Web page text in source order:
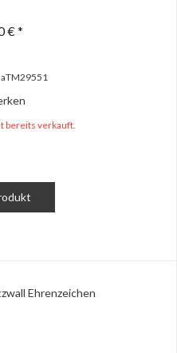
€ *
aTM29551
bereits verkauft.